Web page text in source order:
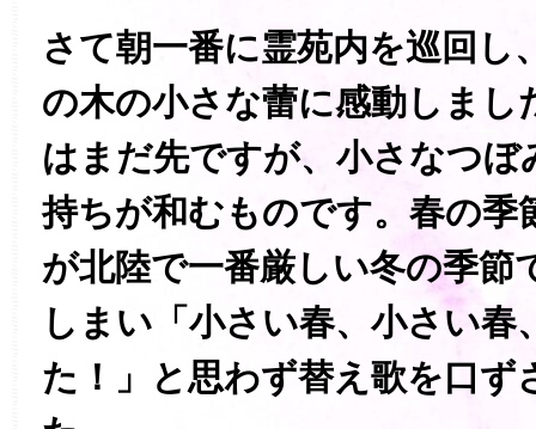
さて朝一番に霊苑内を巡回し
の木の小さな蕾に感動しまし
はまだ先ですが、小さなつぼ
持ちが和むものです。春の季
が北陸で一番厳しい冬の季節
しまい「小さい春、小さい春
た！」と思わず替え歌を口ず